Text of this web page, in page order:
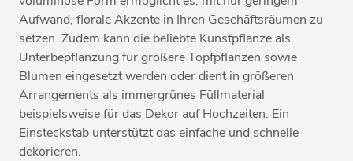
Aufwand, florale Akzente in Ihren Geschäftsräumen zu
setzen. Zudem kann die beliebte Kunstpflanze als
Unterbepflanzung für größere Topfpflanzen sowie
Blumen eingesetzt werden oder dient in größeren
Arrangements als immergrünes Füllmaterial
beispielsweise für das Dekor auf Hochzeiten. Ein
Einsteckstab unterstützt das einfache und schnelle
dekorieren.